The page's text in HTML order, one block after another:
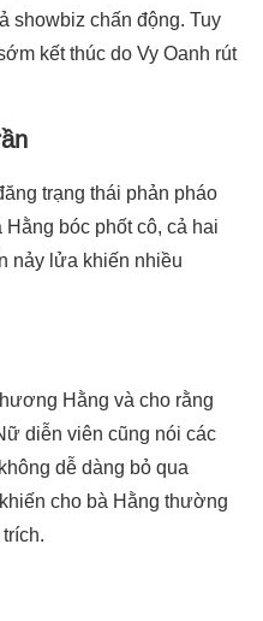
showbiz chấn động. Tuy
kết thúc do Vy Oanh rút
trạng thái phản pháo
bóc phốt cô, cả hai
nảy lửa khiến nhiều
Hằng và cho rằng
diễn viên cũng nói các
dễ dàng bỏ qua
cho bà Hằng thường